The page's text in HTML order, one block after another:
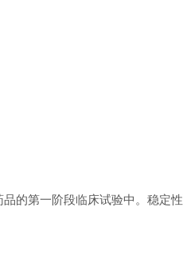
的第一阶段临床试验中。稳